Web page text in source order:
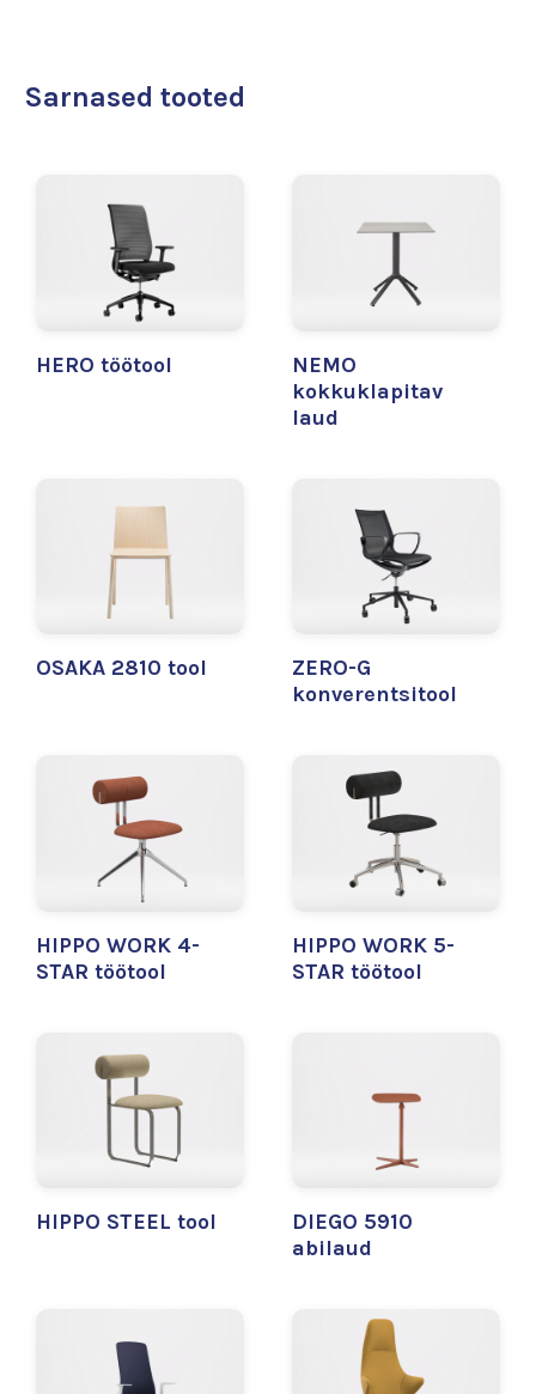
Sarnased tooted
HERO töötool
NEMO
kokkuklapitav
laud
OSAKA 2810 tool
ZERO-G
konverentsitool
HIPPO WORK 4-
STAR töötool
HIPPO WORK 5-
STAR töötool
HIPPO STEEL tool
DIEGO 5910
abilaud